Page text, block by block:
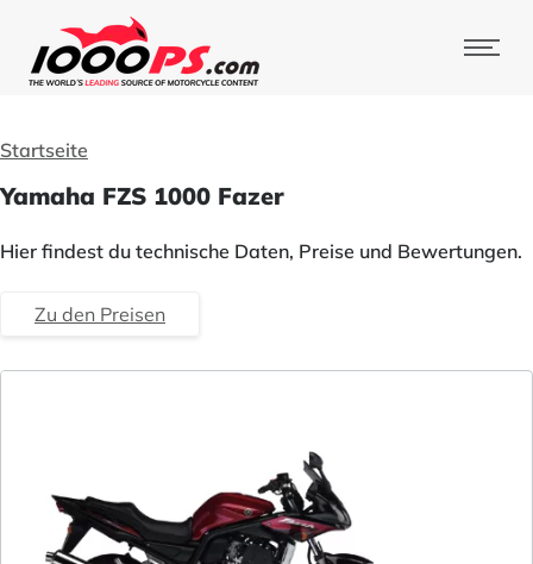
Startseite
Yamaha FZS 1000 Fazer
Hier findest du technische Daten, Preise und Bewertungen.
Zu den Preisen